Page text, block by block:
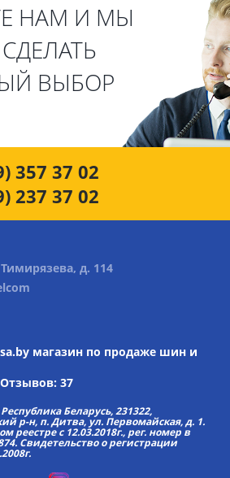
НАМ И МЫ
ВЫБОР
357 37 02
237 37 02
д. 114
магазин по продаже шин и
Отзывов: 37
Беларусь, 231322,
р-н, п. Дитва, ул. Первомайская, д. 1.
реестре с 12.03.2018г., рег. номер в
Свидетельство о регистрации